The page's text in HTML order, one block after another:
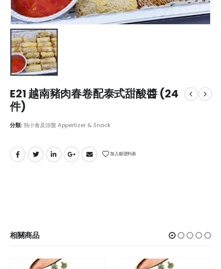
E21 越南豬肉春卷配泰式甜酸醬 (24
件)
分類:熱小食及頭盤 Appertizer & Snack
加入願望列表
相關商品